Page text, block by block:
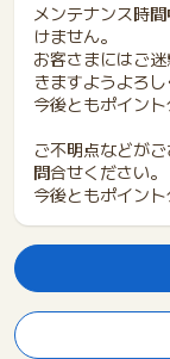
メンテナンス時
けません。
お客さまにはご
きますようよろ
今後ともポイン
ご不明点などが
問合せください。
今後ともポイン